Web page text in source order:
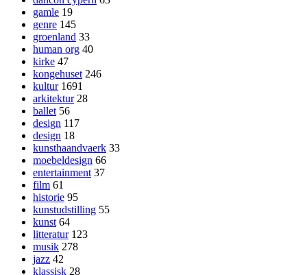
gamle 19
genre 145
groenland 33
human org 40
kirke 47
kongehuset 246
kultur 1691
arkitektur 28
ballet 56
design 117
design 18
kunsthaandvaerk 33
moebeldesign 66
entertainment 37
film 61
historie 95
kunstudstilling 55
kunst 64
litteratur 123
musik 278
jazz 42
klassisk 28